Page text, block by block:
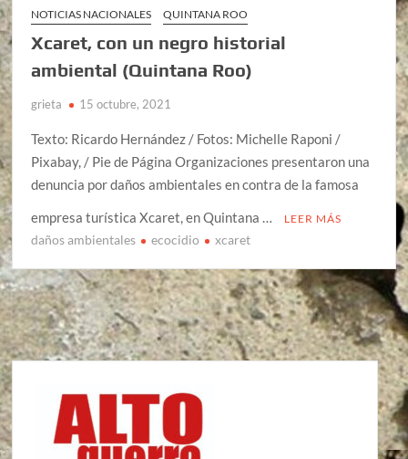
NOTICIAS NACIONALES
QUINTANA ROO
Xcaret, con un negro historial
ambiental (Quintana Roo)
grieta 15 octubre, 2021
Texto: Ricardo Hernández / Fotos: Michelle Raponi /
Pixabay, / Pie de Página Organizaciones presentaron una
denuncia por daños ambientales en contra de la famosa
empresa turística Xcaret, en Quintana …
LEER MÁS
daños ambientales ecocidio xcaret